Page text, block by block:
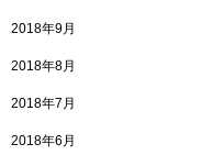
2018年9月
2018年8月
2018年7月
2018年6月